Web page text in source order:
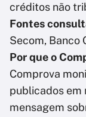
créditos não
Fontes
Secom, Banco
Por que o
Comprova
publicados em
mensagem